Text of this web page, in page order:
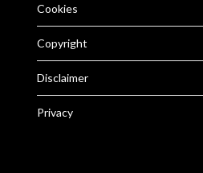
Cookies
Copyright
Disclaimer
Privacy